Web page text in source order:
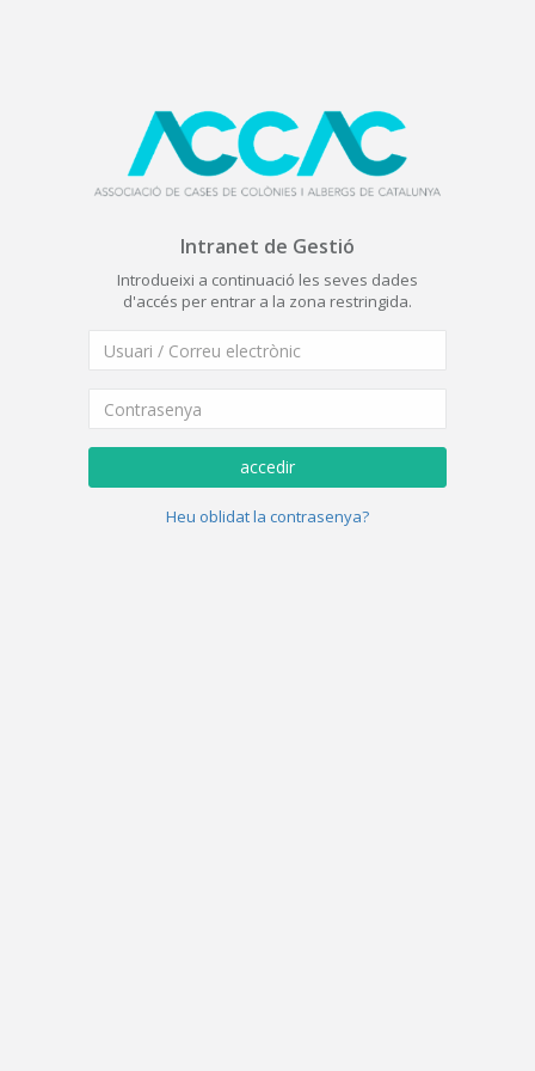
Intranet de Gestió
Introdueixi a continuació les seves dades
d'accés per entrar a la zona restringida.
accedir
Heu oblidat la contrasenya?